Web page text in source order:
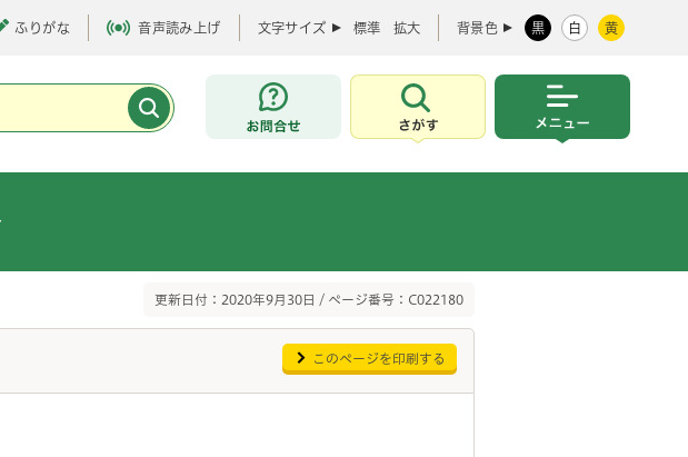
ふりがな 音声読み上げ 文字サイズ 標準 拡大 背景色 黒 白 黄
お問合せ
さがす
更新日付：2020年9月30日 / ページ番号：C022180
このページを印刷する